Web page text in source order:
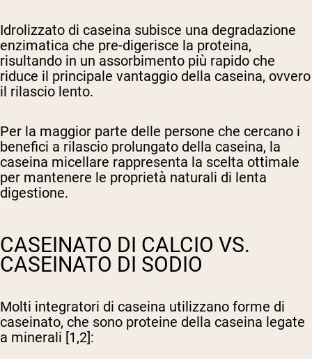
Idrolizzato di caseina subisce una degradazione
enzimatica che pre-digerisce la proteina,
risultando in un assorbimento più rapido che
riduce il principale vantaggio della caseina, ovvero
il rilascio lento.
Per la maggior parte delle persone che cercano i
benefici a rilascio prolungato della caseina, la
caseina micellare rappresenta la scelta ottimale
per mantenere le proprietà naturali di lenta
digestione.
CASEINATO DI CALCIO VS.
CASEINATO DI SODIO
Molti integratori di caseina utilizzano forme di
caseinato, che sono proteine della caseina legate
a minerali [1,2]: